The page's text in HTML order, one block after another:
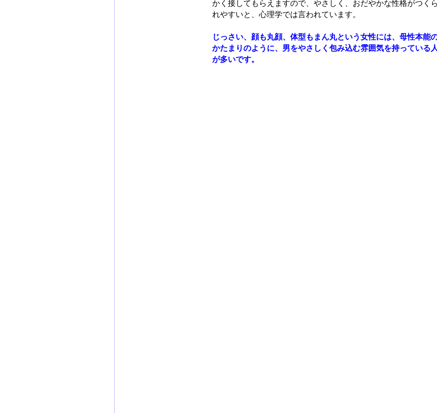
かく接してもらえますので、やさしく、おだやかな性格がつくら
れやすいと、心理学では言われています。
じっさい、顔も丸顔、体型もまん丸という女性には、母性本能
かたまりのように、男をやさしく包み込む雰囲気を持っている人
が多いです。